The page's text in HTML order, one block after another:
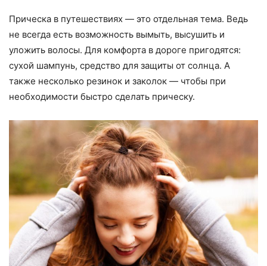
Прическа в путешествиях — это отдельная тема. Ведь
не всегда есть возможность вымыть, высушить и
уложить волосы. Для комфорта в дороге пригодятся:
сухой шампунь, средство для защиты от солнца. А
также несколько резинок и заколок — чтобы при
необходимости быстро сделать прическу.